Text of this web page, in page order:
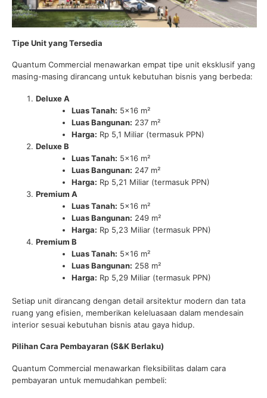
Tipe Unit yang Tersedia
Quantum Commercial menawarkan empat tipe unit eksklusif yang
masing-masing dirancang untuk kebutuhan bisnis yang berbeda:
Deluxe A
Luas Tanah: 5×16 m²
Luas Bangunan: 237 m²
Harga: Rp 5,1 Miliar (termasuk PPN)
Deluxe B
Luas Tanah: 5×16 m²
Luas Bangunan: 247 m²
Harga: Rp 5,21 Miliar (termasuk PPN)
Premium A
Luas Tanah: 5×16 m²
Luas Bangunan: 249 m²
Harga: Rp 5,23 Miliar (termasuk PPN)
Premium B
Luas Tanah: 5×16 m²
Luas Bangunan: 258 m²
Harga: Rp 5,29 Miliar (termasuk PPN)
Setiap unit dirancang dengan detail arsitektur modern dan tata
ruang yang efisien, memberikan keleluasaan dalam mendesain
interior sesuai kebutuhan bisnis atau gaya hidup.
Pilihan Cara Pembayaran (S&K Berlaku)
Quantum Commercial menawarkan fleksibilitas dalam cara
pembayaran untuk memudahkan pembeli: